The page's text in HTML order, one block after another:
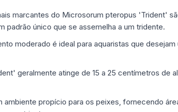
marcantes do Microsorum pteropus 'Trident'
único que se assemelha a um tridente.
moderado é ideal para aquaristas que desejam
geralmente atinge de 15 a 25 centímetros de
ambiente propício para os peixes, fornecendo